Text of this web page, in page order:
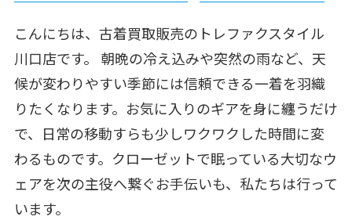
こんにちは、古着買取販売のトレファクスタイル
川口店です。 朝晩の冷え込みや突然の雨など、天
候が変わりやすい季節には信頼できる一着を羽織
りたくなります。お気に入りのギアを身に纏うだけ
で、日常の移動すらも少しワクワクした時間に変
わるものです。クローゼットで眠っている大切なウ
ェアを次の主役へ繋ぐお手伝いも、私たちは行って
います。